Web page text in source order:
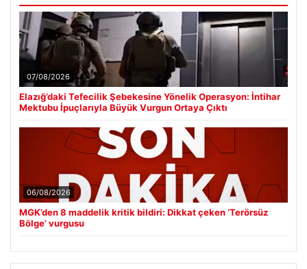
07/08/2026
Elazığ’daki Tefecilik Şebekesine Yönelik Operasyon: İntihar
Mektubu İpuçlarıyla Büyük Vurgun Ortaya Çıktı
06/08/2026
MGK’den 8 maddelik kritik bildiri: Dikkat çeken ‘Terörsüz
Bölge’ vurgusu